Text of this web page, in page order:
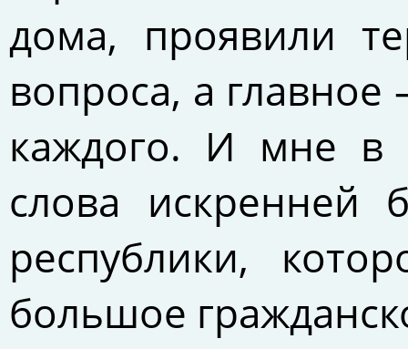
дома, проявили
вопроса, а
каждого. И мне в
слова искренней
республики,
большое